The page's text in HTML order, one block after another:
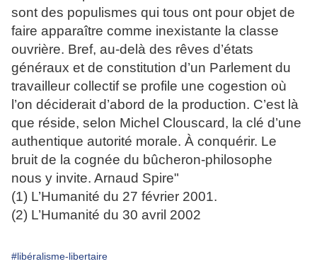
sont des populismes qui tous ont pour objet de
faire apparaître comme inexistante la classe
ouvrière. Bref, au-delà des rêves d’états
généraux et de constitution d’un Parlement du
travailleur collectif se profile une cogestion où
l’on déciderait d’abord de la production. C’est là
que réside, selon Michel Clouscard, la clé d’une
authentique autorité morale. À conquérir. Le
bruit de la cognée du bûcheron-philosophe
nous y invite. Arnaud Spire"
(1) L’Humanité du 27 février 2001.
(2) L’Humanité du 30 avril 2002
#libéralisme-libertaire